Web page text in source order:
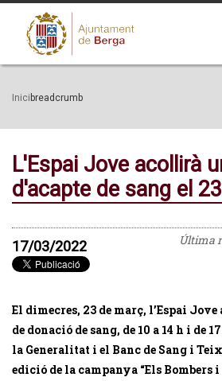
Inici breadcrumb
L'Espai Jove acollirà
d'acapte de sang el
Última
17/03/2022
El dimecres, 23 de març, l’Espai
de donació de sang, de 10 a 14 h i de
la Generalitat i el Banc de Sang i
edició de la campanya “Els Bombers i